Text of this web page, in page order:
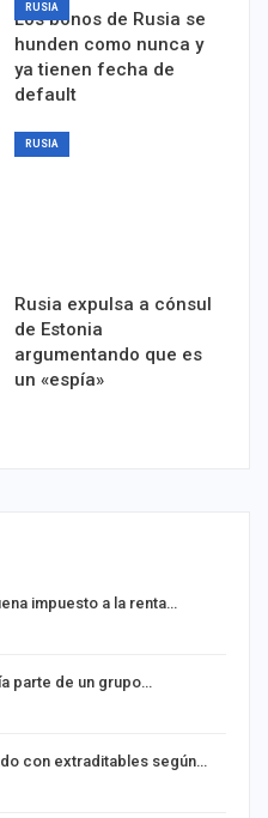
RUSIA
Los bonos de Rusia se
hunden como nunca y
ya tienen fecha de
default
RUSIA
Rusia expulsa a cónsul
de Estonia
argumentando que es
un «espía»
impuesto a la renta…
parte de un grupo…
con extraditables según…